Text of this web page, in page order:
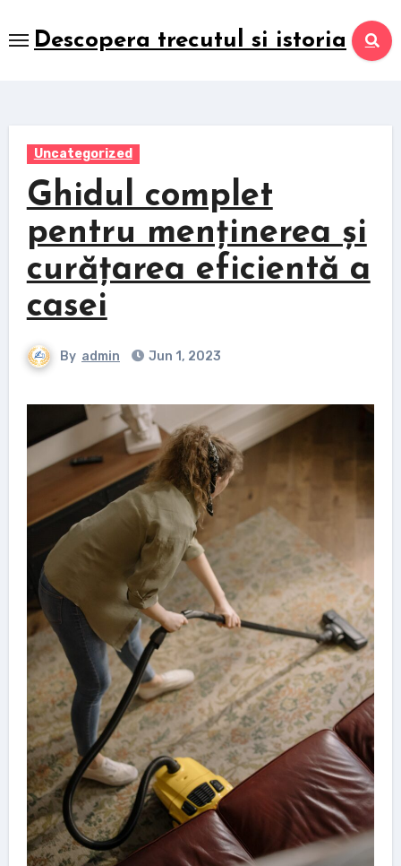
to
Descopera trecutul si istoria
Uncategorized
Ghidul complet
pentru menținerea și
curățarea eficientă a
casei
By admin Jun 1, 2023